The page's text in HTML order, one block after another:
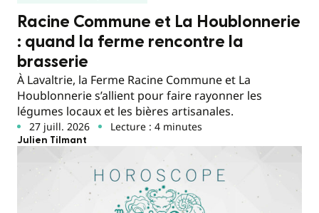
Racine Commune et La Houblonnerie
: quand la ferme rencontre la
brasserie
À Lavaltrie, la Ferme Racine Commune et La
Houblonnerie s’allient pour faire rayonner les
légumes locaux et les bières artisanales.
27 juill. 2026 Lecture : 4 minutes
Julien Tilmant